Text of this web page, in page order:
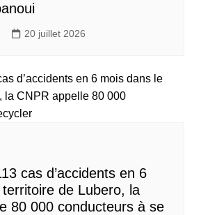
20 juillet 2026
cas d’accidents en 6
de Lubero, la
80 000 conducteurs à se